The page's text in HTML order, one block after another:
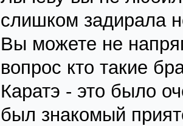
слишком задирала
Вы можете не
вопрос кто такие
Каратэ - это было
был знакомый